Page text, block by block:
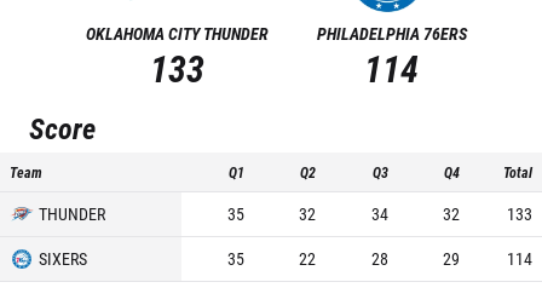
OKLAHOMA CITY THUNDER
133
PHILADELPHIA 76ERS
114
Score
Team Q1 Q2 Q3 Q4 Total
THUNDER 35 32 34 32
133
SIXERS
35 22 28 29 114